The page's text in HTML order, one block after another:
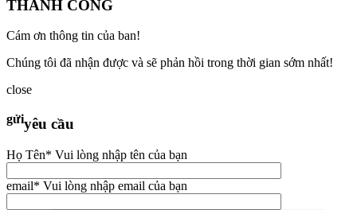
THÀNH CÔNG
Cám ơn thông tin của ban!
Chúng tôi đã nhận được và sẽ phản hồi trong thời gian sớm nhất!
close
gửiyêu cầu
Họ Tên* Vui lòng nhập tên của bạn
email* Vui lòng nhập email của bạn